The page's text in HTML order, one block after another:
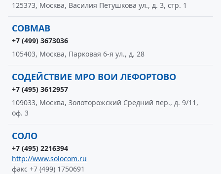
125373, Москва, Василия Петушкова ул., д. 3, стр. 1
СОВМАВ
+7 (499) 3673036
105403, Москва, Парковая 6-я ул., д. 28
СОДЕЙСТВИЕ МРО ВОИ ЛЕФОРТОВО
+7 (495) 3612957
109033, Москва, Золоторожский Средний пер., д. 9/11,
оф. 3
СОЛО
+7 (495) 2216394
http://www.solocom.ru
факс +7 (499) 1750691